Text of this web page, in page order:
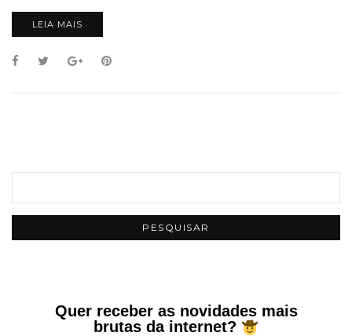
LEIA MAIS
Quer receber as novidades mais
brutas da internet?